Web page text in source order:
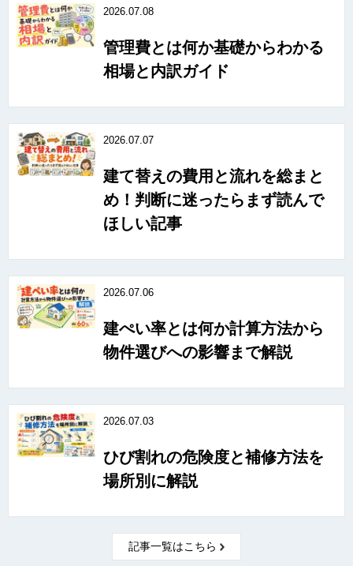
2026.07.08
管理費とは何か基礎からわかる
相場と内訳ガイド
2026.07.07
建て替えの費用と流れを総まと
め！判断に迷ったらまず読んで
ほしい記事
2026.07.06
建ぺい率とは何か計算方法から
物件選びへの影響まで解説
2026.07.03
ひび割れの危険度と補修方法を
場所別に解説
記事一覧はこちら